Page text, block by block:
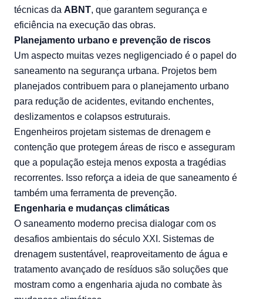
técnicas da ABNT, que garantem segurança e
eficiência na execução das obras.
Planejamento urbano e prevenção de riscos
Um aspecto muitas vezes negligenciado é o papel do
saneamento na segurança urbana. Projetos bem
planejados contribuem para o planejamento urbano
para redução de acidentes, evitando enchentes,
deslizamentos e colapsos estruturais.
Engenheiros projetam sistemas de drenagem e
contenção que protegem áreas de risco e asseguram
que a população esteja menos exposta a tragédias
recorrentes. Isso reforça a ideia de que saneamento é
também uma ferramenta de prevenção.
Engenharia e mudanças climáticas
O saneamento moderno precisa dialogar com os
desafios ambientais do século XXI. Sistemas de
drenagem sustentável, reaproveitamento de água e
tratamento avançado de resíduos são soluções que
mostram como a engenharia ajuda no combate às